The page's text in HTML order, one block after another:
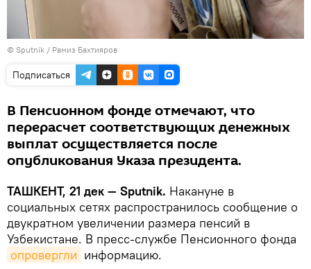
© Sputnik / Рамиз Бахтияров
Подписаться
В Пенсионном фонде отмечают, что
перерасчет соответствующих денежных
выплат осуществляется после
опубликования Указа президента.
ТАШКЕНТ, 21 дек — Sputnik. Накануне в
социальных сетях распространилось сообщение о
двукратном увеличении размера пенсий в
Узбекистане. В пресс-службе Пенсионного фонда
опровергли информацию.